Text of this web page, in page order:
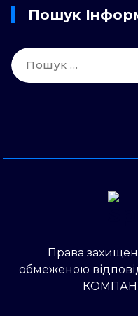
Пошук
Пошук:
Права
обмеженою